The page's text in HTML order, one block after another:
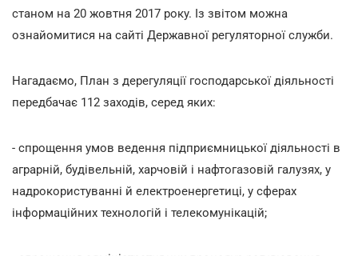
станом на 20 жовтня 2017 року. Із звітом можна
ознайомитися на сайті Державної регуляторної служби.
Нагадаємо, План з дерегуляції господарської діяльності
передбачає 112 заходів, серед яких:
- спрощення умов ведення підприємницької діяльності в
аграрній, будівельній, харчовій і нафтогазовій галузях, у
надрокористуванні й електроенергетиці, у сферах
інформаційних технологій і телекомунікацій;